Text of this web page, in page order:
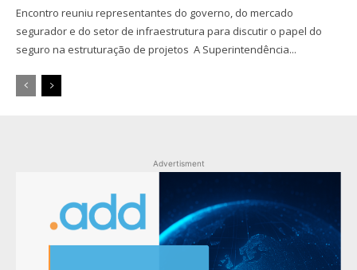
Encontro reuniu representantes do governo, do mercado
segurador e do setor de infraestrutura para discutir o papel do
seguro na estruturação de projetos A Superintendência...
Advertisment